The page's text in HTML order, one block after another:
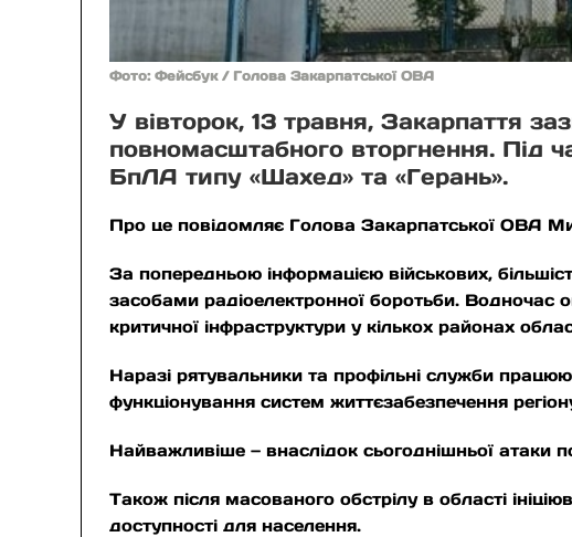
Фото: Фейсбук / Голова Закарпатської ОВА
У вівторок, 13 травня, Закарпаття
повномасштабного вторгнення. Під
БпЛА типу «Шахед» та «Герань».
Про це повідомляє Голова Закарпатської ОВА
За попередньою інформацією військових,
засобами радіоелектронної боротьби. Водночас
критичної інфраструктури у кількох районах
Наразі рятувальники та профільні служби
функціонування систем життєзабезпечення
Найважливіше — внаслідок сьогоднішньої атаки
Також після масованого обстрілу в області
доступності для населення.